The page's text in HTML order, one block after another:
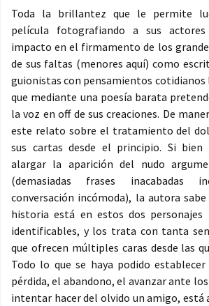
Toda la brillantez que le permite
película fotografiando a sus
impacto en el firmamento de los
de sus faltas (menores aquí) como
guionistas con pensamientos cotidianos
que mediante una poesía barata
la voz en off de sus creaciones. De
este relato sobre el tratamiento del
sus cartas desde el principio. Si bien
alargar la aparición del nudo
(demasiadas frases inacabadas
conversación incómoda), la autora
historia está en estos dos personajes
identificables, y los trata con tanta
que ofrecen múltiples caras desde las
Todo lo que se haya podido
pérdida, el abandono, el avanzar ante los
intentar hacer del olvido un amigo, está